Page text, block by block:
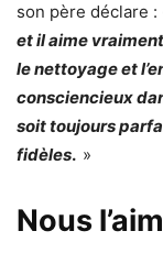
son père déclare :
et il aime
le nettoyage et
consciencieux
soit toujours
fidèles. »
Nous